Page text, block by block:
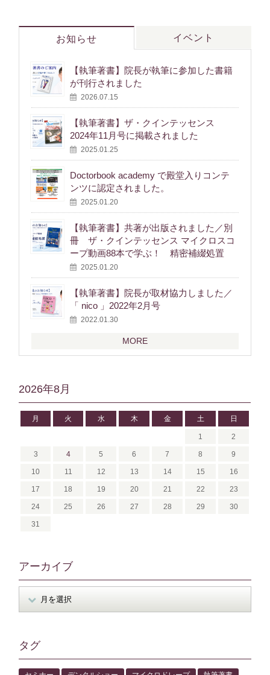
お知らせ イベント
【執筆著書】院長が執筆に参加した書籍
が刊行されました
2026.07.15
【執筆著書】ザ・クインテッセンス
2024年11月号に掲載されました
2025.01.25
Doctorbook academy で殿堂入りコンテ
ンツに認定されました。
2025.01.20
【執筆著書】共著が出版されました／別
冊 ザ・クインテッセンス マイクロスコ
ープ動画88本で学ぶ！ 精密補綴処置
2025.01.20
【執筆著書】院長が取材協力しました／
「 nico 」2022年2月号
2022.01.30
MORE
2026年8月
月 火 水 木 金 土 日
1 2
3 4 5 6 7 8 9
10 11 12 13 14 15 16
17 18 19 20 21 22 23
24 25 26 27 28 29 30
31
アーカイブ
タグ